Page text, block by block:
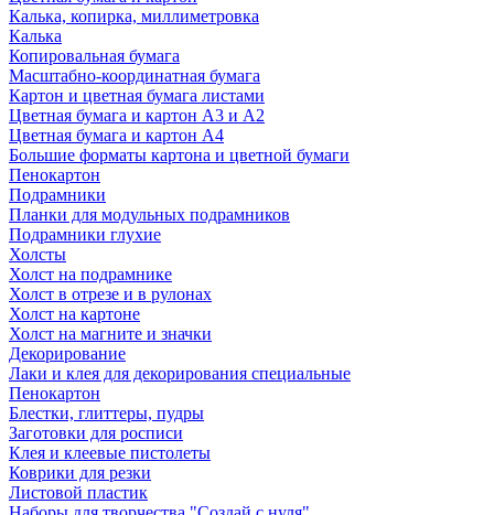
Калька, копирка, миллиметровка
Калька
Копировальная бумага
Масштабно-координатная бумага
Картон и цветная бумага листами
Цветная бумага и картон А3 и А2
Цветная бумага и картон А4
Большие форматы картона и цветной бумаги
Пенокартон
Подрамники
Планки для модульных подрамников
Подрамники глухие
Холсты
Холст на подрамнике
Холст в отрезе и в рулонах
Холст на картоне
Холст на магните и значки
Декорирование
Лаки и клея для декорирования специальные
Пенокартон
Блестки, глиттеры, пудры
Заготовки для росписи
Клея и клеевые пистолеты
Коврики для резки
Листовой пластик